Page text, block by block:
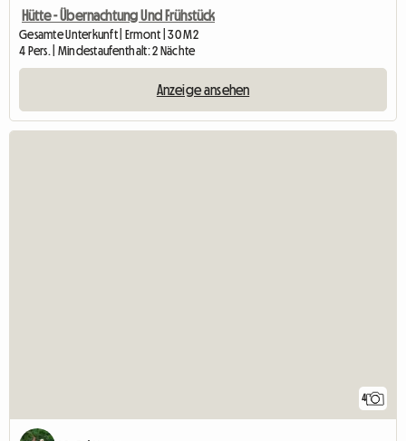
Hütte - Übernachtung Und Frühstück
Gesamte Unterkunft | Ermont | 30 M2
4 Pers. | Mindestaufenthalt: 2 Nächte
Anzeige ansehen
4